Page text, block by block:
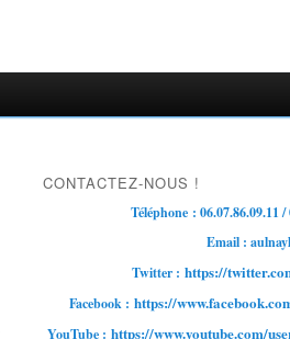
CONTACTEZ-NOUS !
Téléphone : 06.07.86.09.11 /
Email :
Twitter : https://
Facebook : https://
YouTube : https://www.youtube.com/